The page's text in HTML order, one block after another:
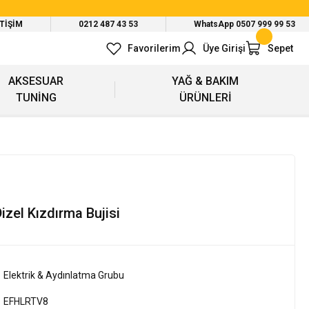
0212 487 43 53 WhatsApp 0507 999 99 53
Favorilerim Üye Girişi Sepet
AKSESUAR
TUNİNG
YAĞ & BAKIM
ÜRÜNLERİ
Kızdırma Bujisi
Elektrik & Aydınlatma Grubu
EFHLRTV8